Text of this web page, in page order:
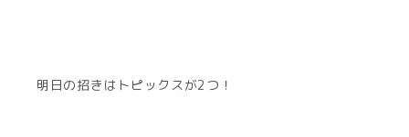
明日の招きはトピックスが2つ！